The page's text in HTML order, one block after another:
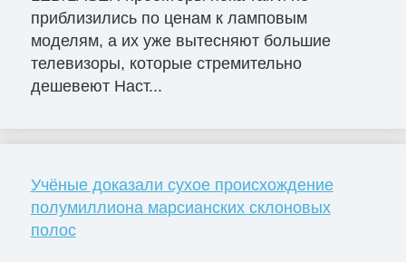
приблизились по ценам к ламповым
моделям, а их уже вытесняют большие
телевизоры, которые стремительно
дешевеют Наст...
Учёные доказали сухое происхождение
полумиллиона марсианских склоновых
полос